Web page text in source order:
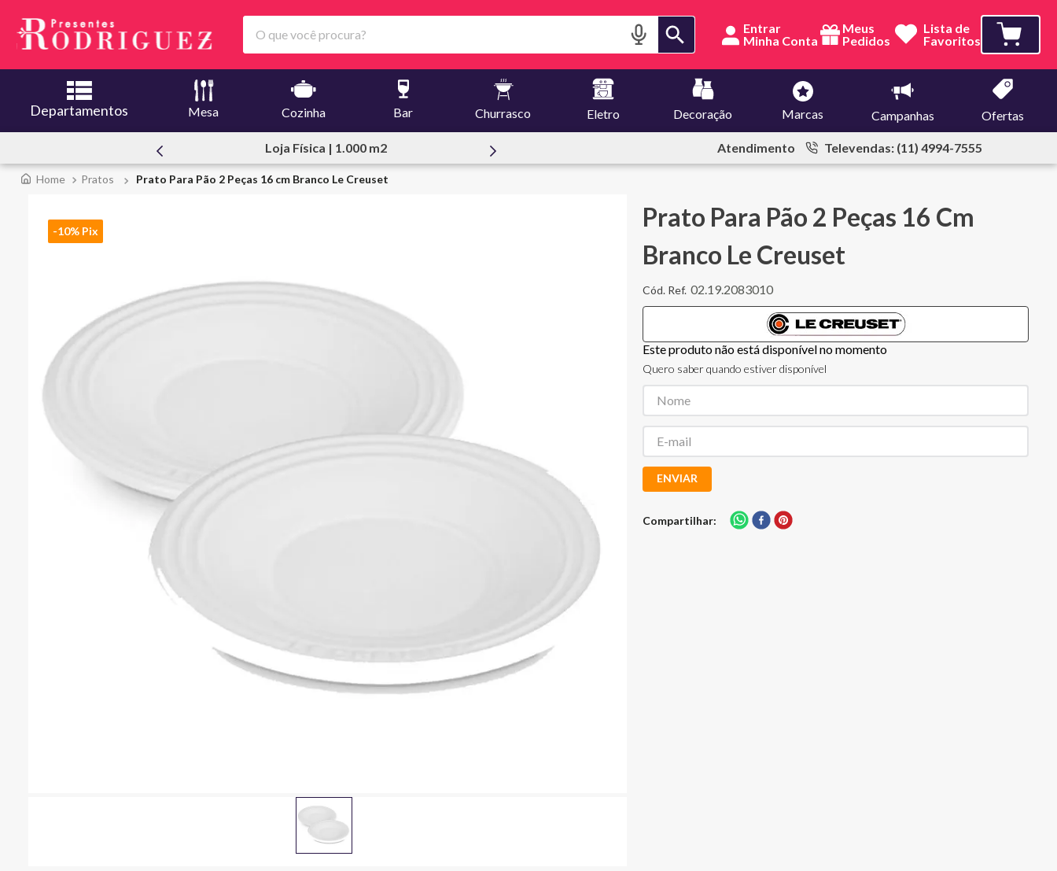
O que você procura? Entrar
Meus
Pedidos
Lista de
Favoritos
Departamentos Mesa Cozinha Bar Churrasco Eletro Decoração Marcas Campanhas Ofertas
Atendimento Pessoal Atendimento Televendas: (11) 4994-7555
Pratos Prato Para Pão 2 Peças 16 cm Branco Le Creuset
-10% Pix
Prato Para Pão 2 Peças 16 Cm
Branco Le Creuset
02.19.2083010
Este produto não está disponível no momento
Quero saber quando estiver disponível
ENVIAR
Compartilhar